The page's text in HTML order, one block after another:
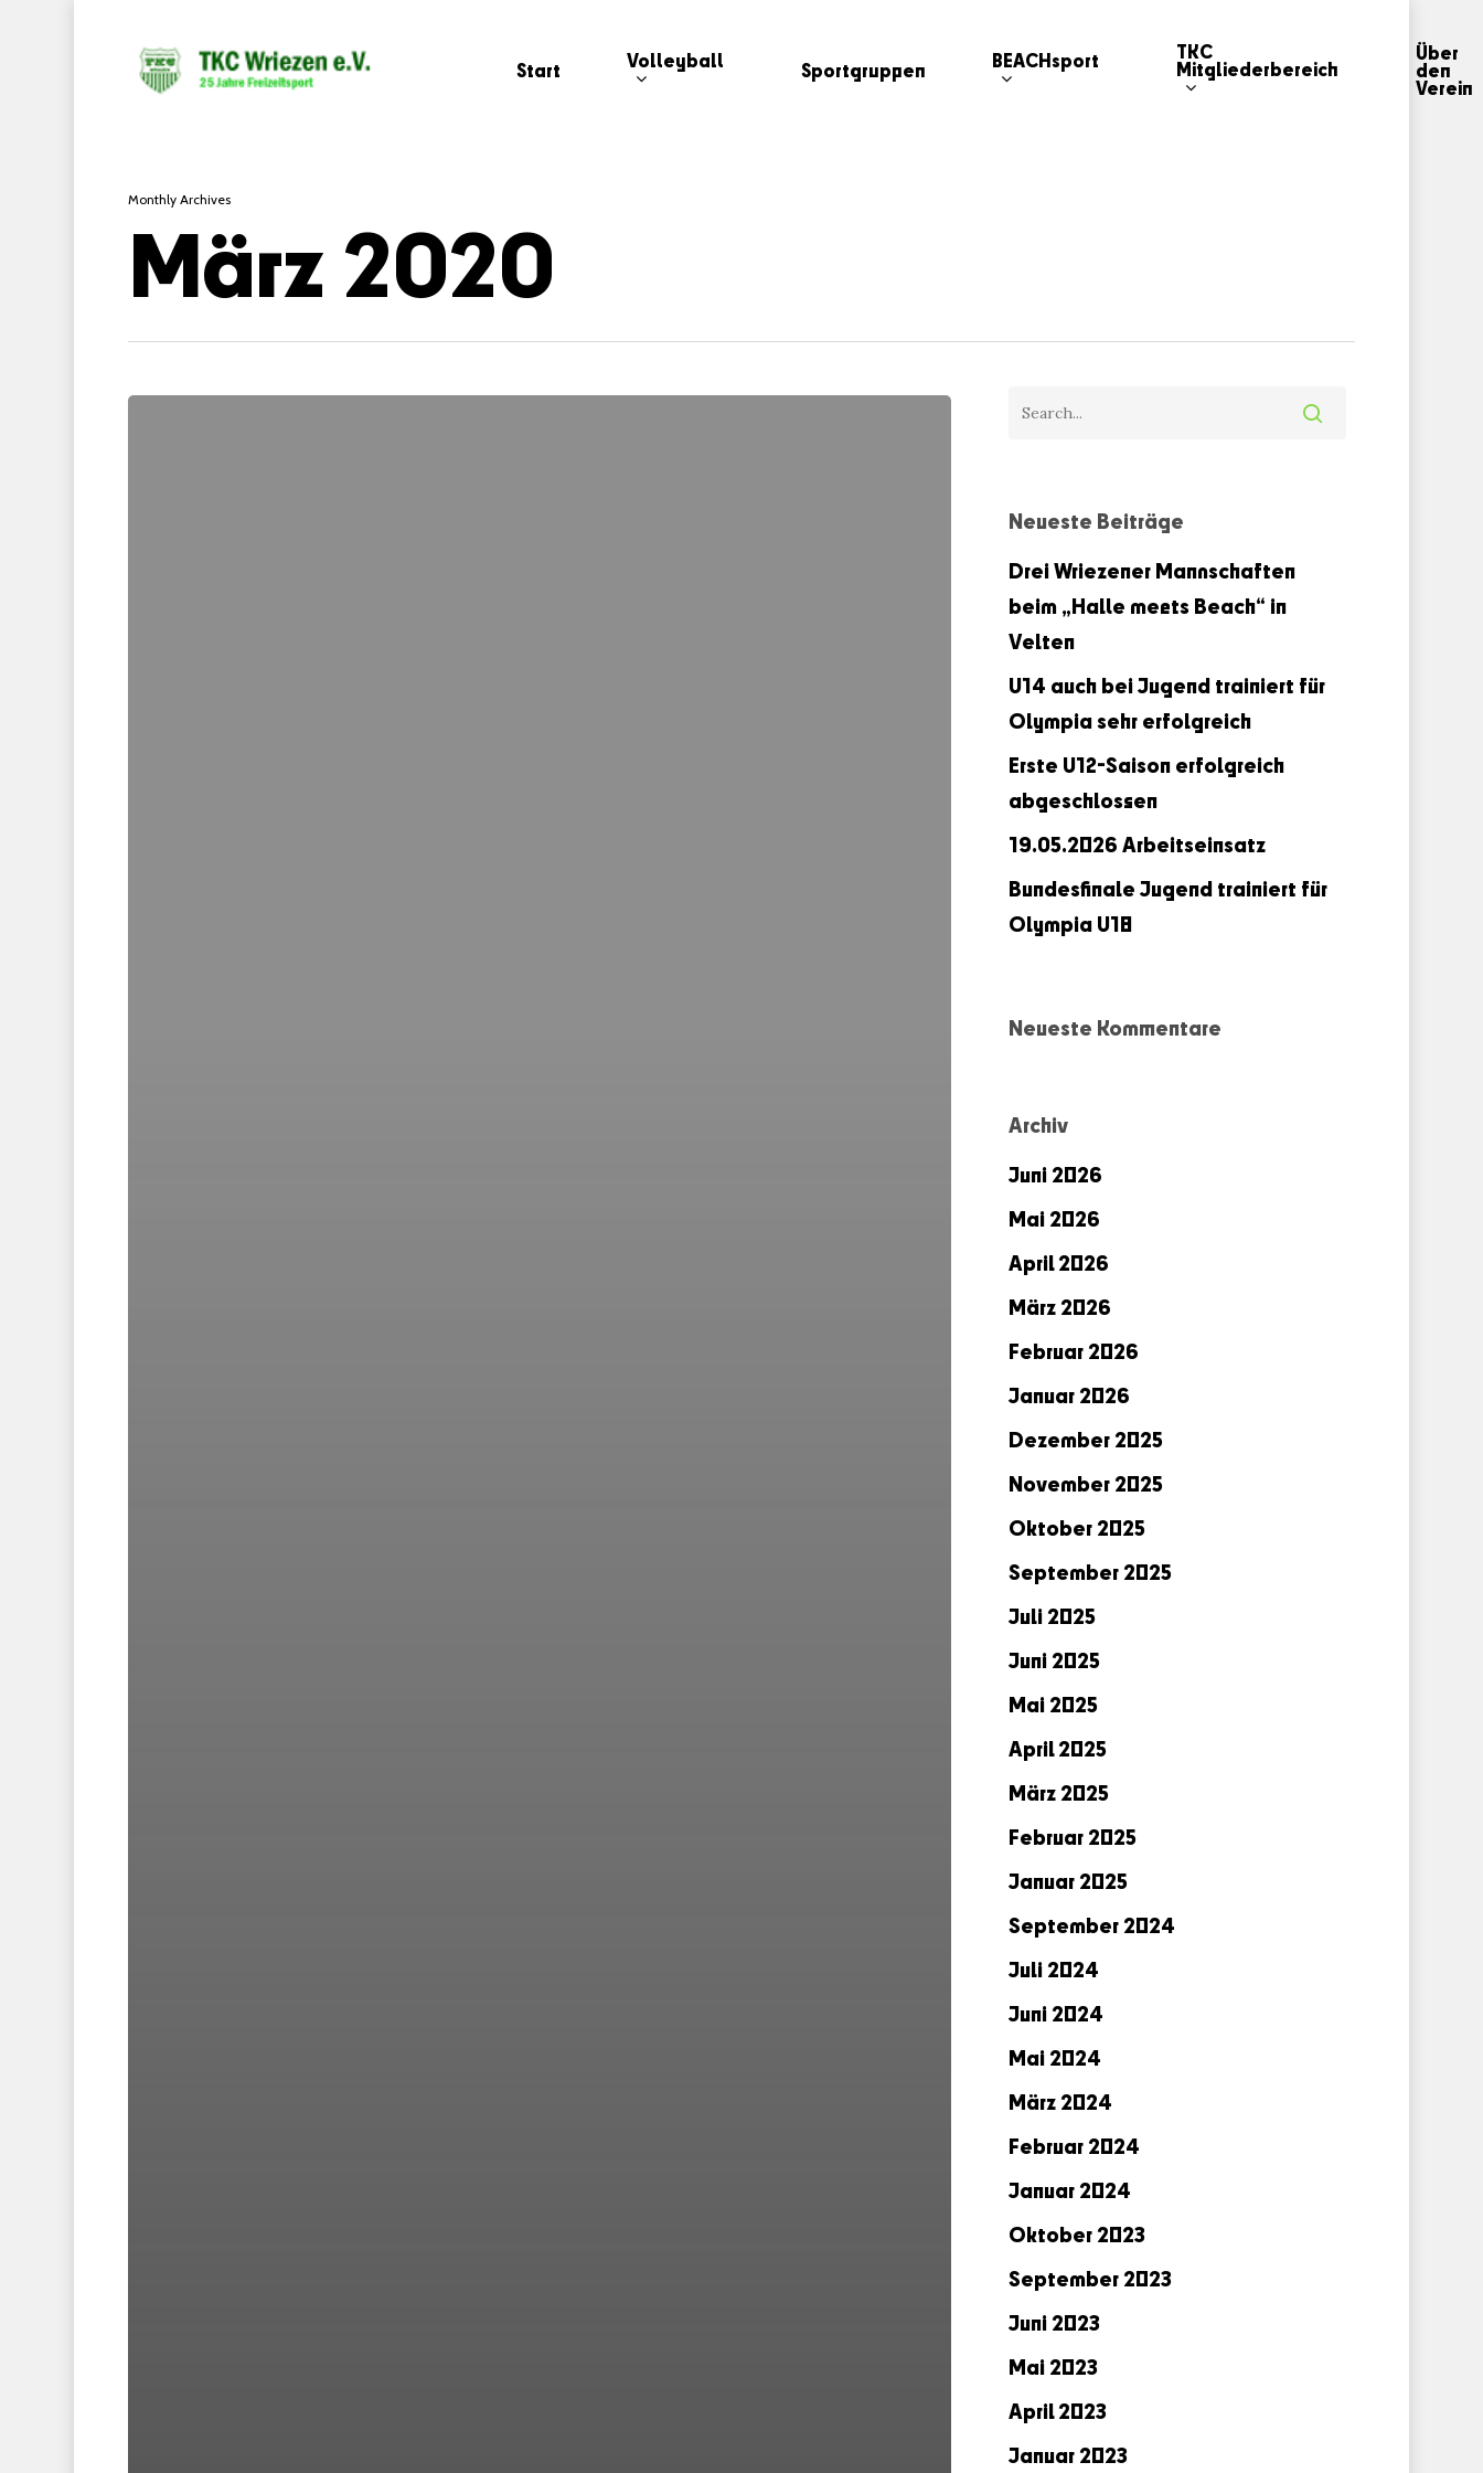
Start Volleyball Sportgruppen BEACHsport TKC
Mitgliederbereich
Über
den
Verein
Monthly Archives
März 2020
Neueste Beiträge
Drei Wriezener Mannschaften
beim „Halle meets Beach“ in
Velten
U14 auch bei Jugend trainiert für
Olympia sehr erfolgreich
Erste U12-Saison erfolgreich
abgeschlossen
19.05.2026 Arbeitseinsatz
Bundesfinale Jugend trainiert für
Olympia U18
Neueste Kommentare
Archiv
Juni 2026
Mai 2026
April 2026
März 2026
Februar 2026
Januar 2026
Dezember 2025
November 2025
Oktober 2025
September 2025
Juli 2025
Juni 2025
Mai 2025
April 2025
März 2025
Februar 2025
Januar 2025
September 2024
Juli 2024
Juni 2024
Mai 2024
März 2024
Februar 2024
Januar 2024
Oktober 2023
September 2023
Juni 2023
Mai 2023
April 2023
Januar 2023